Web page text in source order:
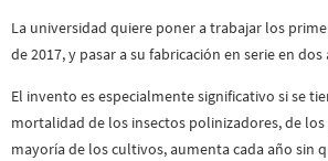
La universidad quiere poner a trabajar los
de 2017, y pasar a su fabricación en serie en dos
El invento es especialmente significativo si se
mortalidad de los insectos polinizadores, de
mayoría de los cultivos, aumenta cada año sin